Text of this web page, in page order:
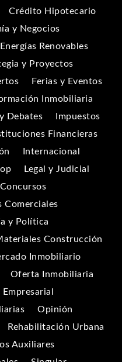
Crédito Hipotecario
y Negocios
Energías Renovables
y Proyectos
Ferias y Eventos
Inmobiliaria
Debates
Impuestos
Financieras
Internacional
Legal y Judicial
Comerciales
y Política
Construcción
Inmobiliario
Oferta Inmobiliaria
Opinión
Rehabilitación Urbana
Auxiliares